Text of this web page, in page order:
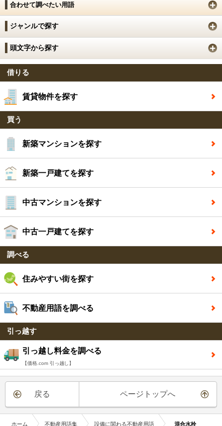
合わせて調べたい用語
ジャンルで探す
頭文字から探す
借りる
賃貸物件を探す
買う
新築マンションを探す
新築一戸建てを探す
中古マンションを探す
中古一戸建てを探す
調べる
住みやすい街を探す
不動産用語を調べる
引っ越す
引っ越し料金を調べる
【価格.com 引っ越し】
戻る ページトップへ
ホーム 不動産用語集 設備に関わる不動産用語 混合水栓